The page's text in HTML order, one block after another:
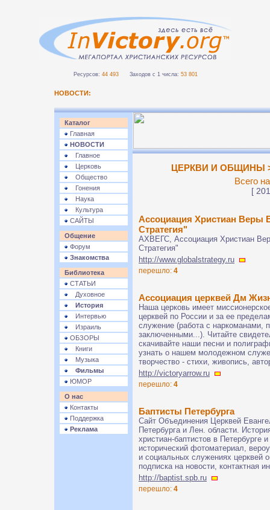
Ресурсов: 44 493 Заходов с 1 числа: 53 801
НОВОСТИ:
Каталог
Главная
НОВОСТИ
Главное
Церковь
Общество
Гонения
Наука
Культура
САЙТЫ
Общение
Форум
Знакомства
Библиотека
СТАТЬИ
Духовное
История
Интервью
Израиль
ОБЗОРЫ
Книги
Музыка
Фильмы
ЮМОР
О нас
Контакты
Поддержка
Реклама
ЦЕРКВИ И ОБЩИНЫ
Всего
[
Ассоциация Христиан Веры
Стратегия"
АХВЕГС, Ассоциация Христиан
Стратегия"
http://www.globalstrategy.ru
перешло: 4
Ассоциация церквей Дм
Наша церковь имеет
церквей по России и за ее
служение (работа с наркоманами,
заключенными...). Читайте
скачивайте наши песни и
узнать о нашем молодежном
творчество - стихи, живопись,
http://victoryarrow.ru
перешло: 4
Баптисты Петербурга
Сайт Объединения Церквей
Петербурга и Лен. области.
христиан-баптистов в Петербурге
исторический фотоматериал,
и социальных служениях церквей
подписка на новости, контактная
http://baptist.spb.ru
перешло: 4